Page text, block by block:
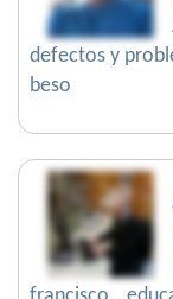
defectos y
beso